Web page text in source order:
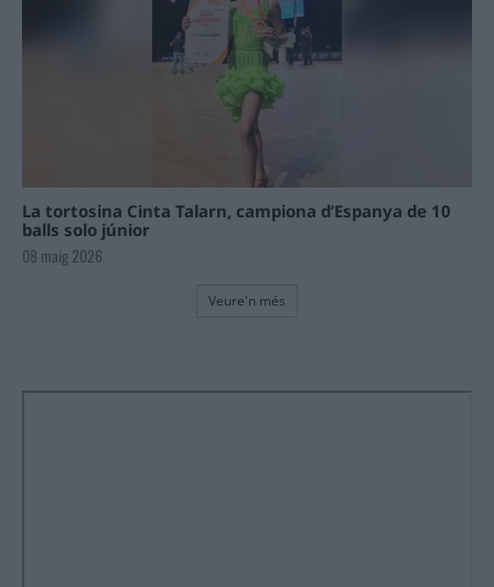
La tortosina Cinta Talarn, campiona d’Espanya de 10
balls solo júnior
08 maig 2026
Veure'n més